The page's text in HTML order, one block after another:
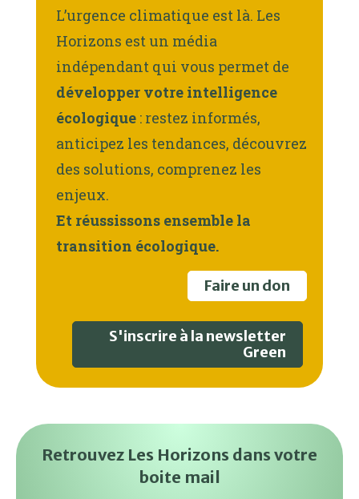
L’urgence climatique est là. Les
Horizons est un média
indépendant qui vous permet de
développer votre intelligence
écologique : restez informés,
anticipez les tendances, découvrez
des solutions, comprenez les
enjeux.
Et réussissons ensemble la
transition écologique.
Faire un don
S'inscrire à la newsletter
Green
Retrouvez Les Horizons dans votre
boite mail